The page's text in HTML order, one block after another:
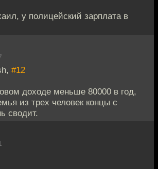
у полицейский зарплата в
#12
доходе меньше 80000 в год,
из трех человек концы с
сводит.